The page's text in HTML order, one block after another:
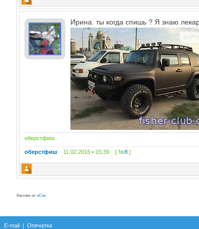
Ирина. ты когда спишь ? Я знаю
оберстфиш
оберстфиш 11.02.2016 • 15:39 [ №8 ]
Хостинг отuCoz
E-mail | Опечатка